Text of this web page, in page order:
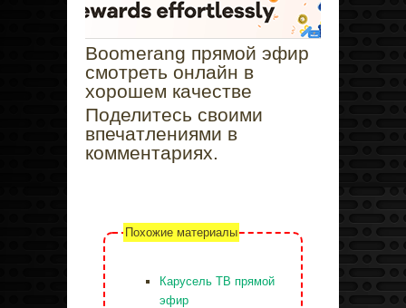
Boomerang прямой эфир
смотреть онлайн в
хорошем качестве
Поделитесь своими
впечатлениями в
комментариях.
Похожие материалы
Карусель ТВ прямой
эфир